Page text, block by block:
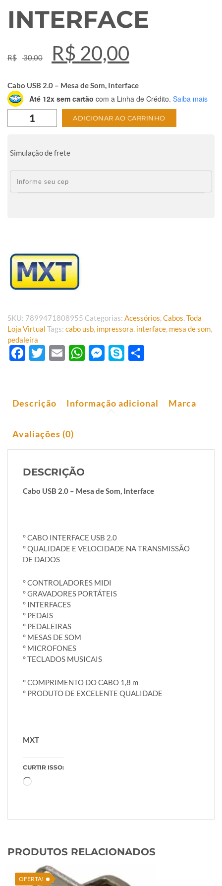
INTERFACE
R$ 30,00
O
original
era:
R$ 30,00.
R$ 20,00
atual
é:
R$ 20,00.
Cabo USB 2.0 – Mesa de Som, Interface
Até 12x sem cartão com a Linha de Crédito. Saiba mais
Cabo
Mesa
Som,
ADICIONAR AO CARRINHO
Simulação de frete
SKU: 7899471808955 Categorias: Acessórios, Cabos, Toda
Loja Virtual Tags: cabo usb, impressora, interface, mesa de som,
pedaleira
Facebook
Twitter
EmailWhatsApp
Messenger
Skype
Descrição Informação adicional Marca
Avaliações (0)
DESCRIÇÃO
Cabo USB 2.0 – Mesa de Som, Interface
° CABO INTERFACE USB 2.0
° QUALIDADE E VELOCIDADE NA TRANSMISSÃO
DE DADOS
° CONTROLADORES MIDI
° GRAVADORES PORTÁTEIS
° INTERFACES
° PEDAIS
° PEDALEIRAS
° MESAS DE SOM
° MICROFONES
° TECLADOS MUSICAIS
° COMPRIMENTO DO CABO 1,8 m
° PRODUTO DE EXCELENTE QUALIDADE
MXT
CURTIR ISSO:
Carregando...
PRODUTOS RELACIONADOS
OFERTA!